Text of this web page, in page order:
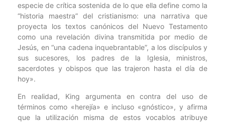
especie de crítica sostenida de lo que ella define como la
“historia maestra” del cristianismo: una narrativa que
proyecta los textos canónicos del Nuevo Testamento
como una revelación divina transmitida por medio de
Jesús, en “una cadena inquebrantable”, a los discípulos y
sus sucesores, los padres de la Iglesia, ministros,
sacerdotes y obispos que las trajeron hasta el día de
hoy».
En realidad, King argumenta en contra del uso de
términos como «herejía» e incluso «gnóstico», y afirma
que la utilización misma de estos vocablos atribuye